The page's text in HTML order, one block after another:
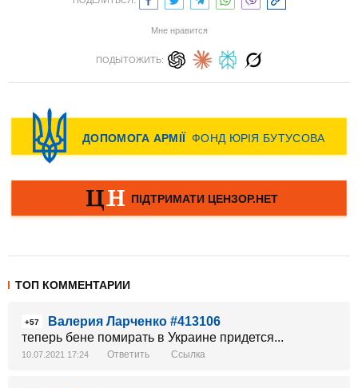
Мне нравится
ПОДЫТОЖИТЬ:
ТОП КОММЕНТАРИИ
+57
Валерия Ларченко #413106
теперь бене помирать в Украине придется...
10.07.2021 17:24 Ответить Ссылка